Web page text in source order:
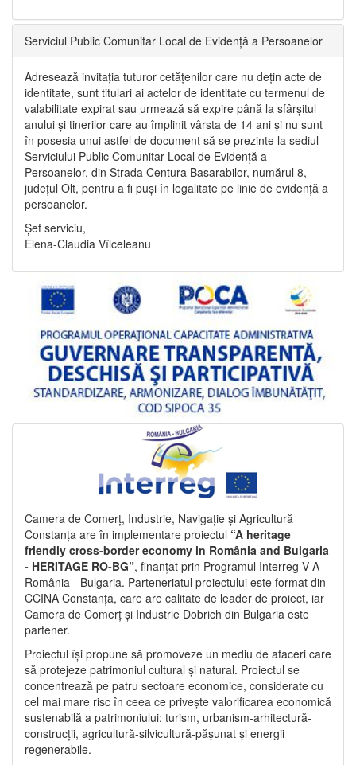
Serviciul Public Comunitar Local de Evidență a Persoanelor
Adresează invitația tuturor cetățenilor care nu dețin acte de
identitate, sunt titulari ai actelor de identitate cu termenul de
valabilitate expirat sau urmează să expire până la sfârșitul
anului și tinerilor care au împlinit vârsta de 14 ani și nu sunt
în posesia unui astfel de document să se prezinte la sediul
Serviciului Public Comunitar Local de Evidență a
Persoanelor, din Strada Centura Basarabilor, numărul 8,
județul Olt, pentru a fi puși în legalitate pe linie de evidență a
persoanelor.
Șef serviciu,
Elena-Claudia Vîlceleanu
Camera de Comerț, Industrie, Navigație și Agricultură
Constanța are în implementare proiectul “A heritage
friendly cross-border economy in România and Bulgaria
- HERITAGE RO-BG”, finanțat prin Programul Interreg V-A
România - Bulgaria. Parteneriatul proiectului este format din
CCINA Constanța, care are calitate de leader de proiect, iar
Camera de Comerț și Industrie Dobrich din Bulgaria este
partener.
Proiectul își propune să promoveze un mediu de afaceri care
să protejeze patrimoniul cultural și natural. Proiectul se
concentrează pe patru sectoare economice, considerate cu
cel mai mare risc în ceea ce privește valorificarea economică
sustenabilă a patrimoniului: turism, urbanism-arhitectură-
construcții, agricultură-silvicultură-pășunat și energii
regenerabile.